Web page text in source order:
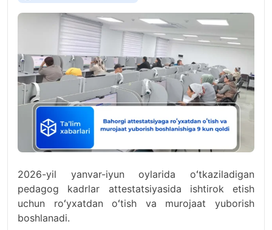
2026-yil yanvar-iyun oylarida oʻtkaziladigan
pedagog kadrlar attestatsiyasida ishtirok etish
uchun roʻyxatdan oʻtish va murojaat yuborish
boshlanadi.